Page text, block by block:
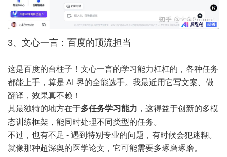
3、文心一言：百度的顶流担当
这是百度的台柱子！文心一言的学习能力杠杠的，各种任务
都能上手，算是 AI 界的全能选手。我最近用它写文案、做
翻译，效果真不赖！
其最独特的地方在于多任务学习能力 ，这得益于创新的多模
态训练框架，能同时处理不同类型的任务。
不过，也有不足 - 遇到特别专业的问题，有时候会犯迷糊。
就像那种超深奥的医学论文，它可能需要多琢磨琢磨。